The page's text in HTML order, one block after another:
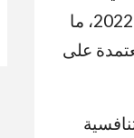
News للعام الأكاديمي 2026-2027، مقارنة بـ16 جامعة فقط في نسخة 2021-2022، ما
على